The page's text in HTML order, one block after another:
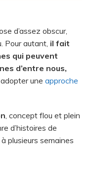
d’assez obscur,
Pour autant, il fait
qui peuvent
d’entre nous,
une approche
, concept flou et plein
d’histoires de
plusieurs semaines